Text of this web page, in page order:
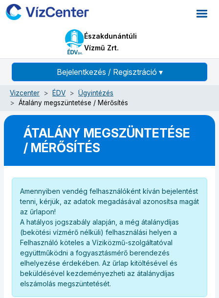
Északdunántúli
Vízmű Zrt.
Bejelentkezés / Regisztráció ▾
Vizcenter ÉDV
Ügyintézés
Átalány megszüntetése / Mérősítés
ÁTALÁNY MEGSZÜNTETÉSE
/ MÉRŐSÍTÉS
Amennyiben vendég felhasználóként kíván bejelentést
tenni, kérjük, az adatok megadásával azonosítsa magát
az űrlapon!
A hatályos jogszabály alapján, a még átalánydíjas
(bekötési vízmérő nélküli) felhasználási helyen a
Felhasználó köteles a Víziközmű-szolgáltatóval
együttműködni a fogyasztásmérő berendezés
elhelyezése érdekében. Az űrlap kitöltésével és
beküldésével kezdeményezheti az átalánydíjas
elszámolás megszüntetését.